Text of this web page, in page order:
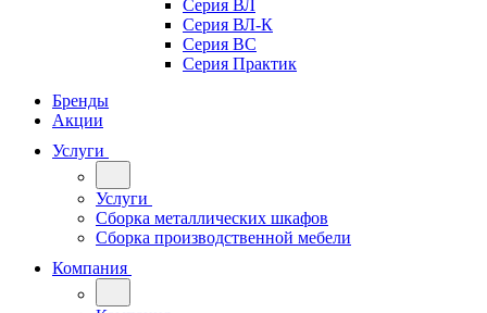
Серия ВЛ
Серия ВЛ-К
Серия ВС
Серия Практик
Бренды
Акции
Услуги
Услуги
Сборка металлических шкафов
Сборка производственной мебели
Компания